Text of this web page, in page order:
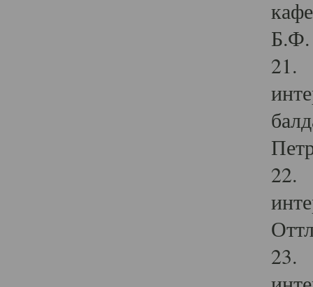
Б.Ф.
21.
22.
23.